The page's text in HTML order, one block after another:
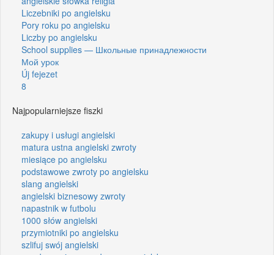
Liczebniki po angielsku
Pory roku po angielsku
Liczby po angielsku
School supplies — Школьные принадлежности
Мой урок
Új fejezet
8
Najpopularniejsze fiszki
zakupy i usługi angielski
matura ustna angielski zwroty
miesiące po angielsku
podstawowe zwroty po angielsku
slang angielski
angielski biznesowy zwroty
napastnik w futbolu
1000 słów angielski
przymiotniki po angielsku
szlifuj swój angielski